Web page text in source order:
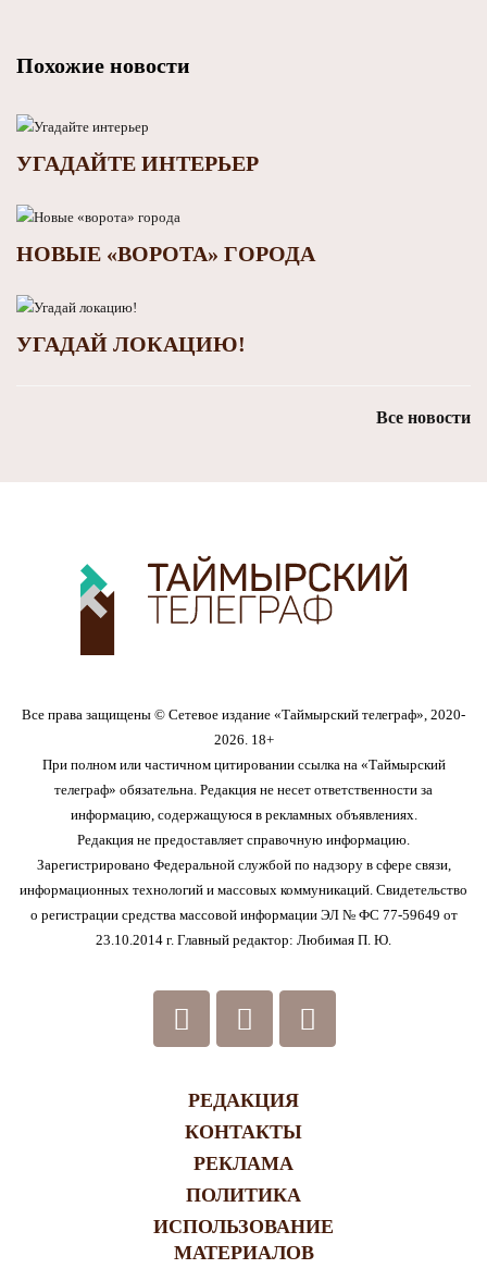
Похожие новости
УГАДАЙТЕ ИНТЕРЬЕР
НОВЫЕ «ВОРОТА» ГОРОДА
УГАДАЙ ЛОКАЦИЮ!
Все новости
Все права защищены © Сетевое издание «Таймырский телеграф», 2020-
2026. 18+
При полном или частичном цитировании ссылка на «Таймырский
телеграф» обязательна. Редакция не несет ответственности за
информацию, содержащуюся в рекламных объявлениях.
Редакция не предоставляет справочную информацию.
Зарегистрировано Федеральной службой по надзору в сфере связи,
информационных технологий и массовых коммуникаций. Свидетельство
о регистрации средства массовой информации ЭЛ № ФС 77-59649 от
23.10.2014 г. Главный редактор: Любимая П. Ю.
РЕДАКЦИЯ
КОНТАКТЫ
РЕКЛАМА
ПОЛИТИКА
ИСПОЛЬЗОВАНИЕ
МАТЕРИАЛОВ